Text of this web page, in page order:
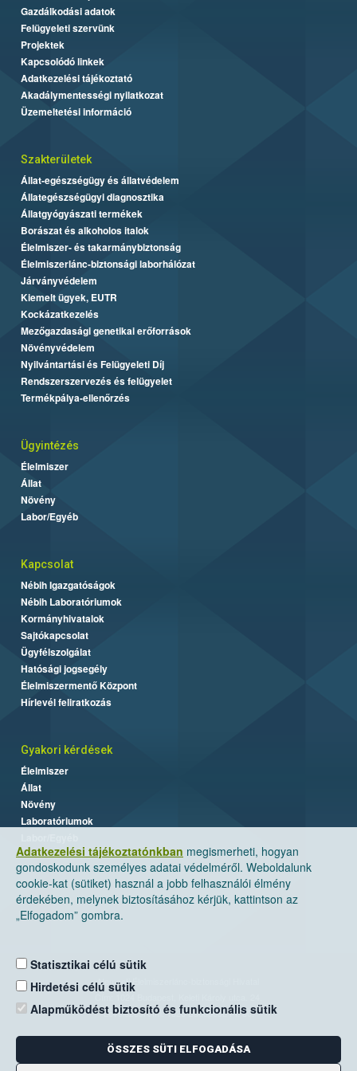
Adatkezelési tájékoztatónkban megismerheti, hogyan
gondoskodunk személyes adatai védelméről. Weboldalunk
cookie-kat (sütiket) használ a jobb felhasználói élmény
érdekében, melynek biztosításához kérjük, kattintson az
„Elfogadom” gombra.
Statisztikai célú sütik
Hirdetési célú sütik
Alapműködést biztosító és funkcionális sütik
ÖSSZES SÜTI ELFOGADÁSA
Gazdálkodási adatok
Felügyeleti szervünk
Projektek
Kapcsolódó linkek
Adatkezelési tájékoztató
Akadálymentességi nyilatkozat
Üzemeltetési információ
Szakterületek
Állat-egészségügy és állatvédelem
Állategészségügyi diagnosztika
Állatgyógyászati termékek
Borászat és alkoholos italok
Élelmiszer- és takarmánybiztonság
Élelmiszerlánc-biztonsági laborhálózat
Járványvédelem
Kiemelt ügyek, EUTR
Kockázatkezelés
Mezőgazdasági genetikai erőforrások
Növényvédelem
Nyilvántartási és Felügyeleti Díj
Rendszerszervezés és felügyelet
Termékpálya-ellenőrzés
Ügyintézés
Élelmiszer
Állat
Növény
Labor/Egyéb
Kapcsolat
Nébih Igazgatóságok
Nébih Laboratóriumok
Kormányhivatalok
Sajtókapcsolat
Ügyfélszolgálat
Hatósági jogsegély
Élelmiszermentő Központ
Hírlevél feliratkozás
Gyakori kérdések
Élelmiszer
Állat
Növény
Laboratóriumok
Nemzeti Élelmiszerlánc-biztonsági Hivatal
Levelezési cím: 1525 Budapest. Pf. 30.
E-mail:ugyfelszolgalat@nebih.gov.hu